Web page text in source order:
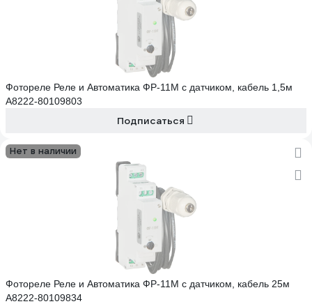
Фотореле Реле и Автоматика ФР-11М с датчиком, кабель 1,5м
A8222-80109803
Подписаться
Нет в наличии
Фотореле Реле и Автоматика ФР-11М с датчиком, кабель 25м
A8222-80109834